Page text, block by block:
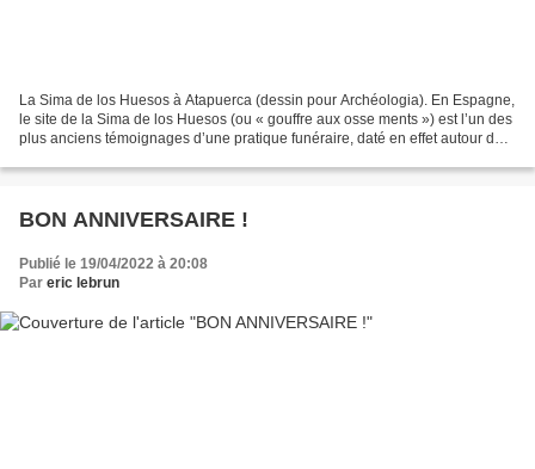
La Sima de los Huesos à Atapuerca (dessin pour Archéologia). En Espagne,
le site de la Sima de los Huesos (ou « gouffre aux osse ments ») est l’un des
plus anciens témoignages d’une pratique funéraire, daté en effet autour de
BON ANNIVERSAIRE !
Publié le 19/04/2022 à 20:08
Par eric lebrun